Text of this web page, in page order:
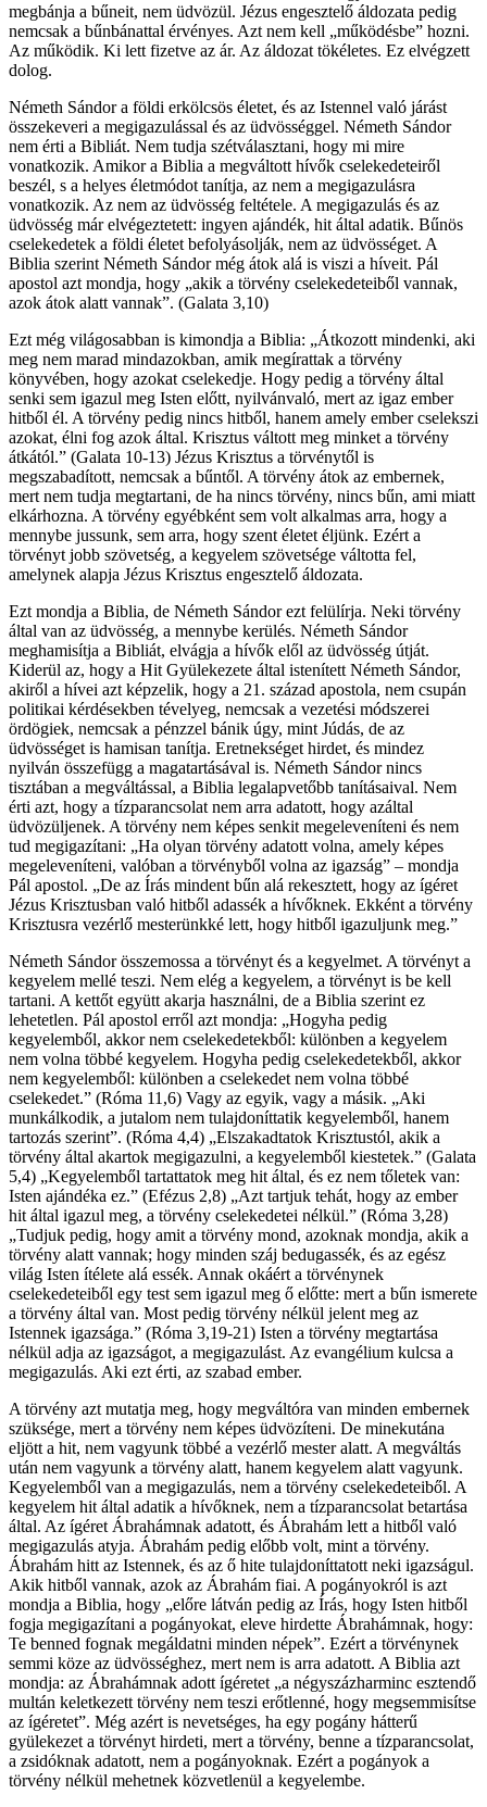
megbánja a bűneit, nem üdvözül. Jézus engesztelő áldozata pedig
nemcsak a bűnbánattal érvényes. Azt nem kell „működésbe” hozni.
Az működik. Ki lett fizetve az ár. Az áldozat tökéletes. Ez elvégzett
dolog.
Németh Sándor a földi erkölcsös életet, és az Istennel való járást
összekeveri a megigazulással és az üdvösséggel. Németh Sándor
nem érti a Bibliát. Nem tudja szétválasztani, hogy mi mire
vonatkozik. Amikor a Biblia a megváltott hívők cselekedeteiről
beszél, s a helyes életmódot tanítja, az nem a megigazulásra
vonatkozik. Az nem az üdvösség feltétele. A megigazulás és az
üdvösség már elvégeztetett: ingyen ajándék, hit által adatik. Bűnös
cselekedetek a földi életet befolyásolják, nem az üdvösséget. A
Biblia szerint Németh Sándor még átok alá is viszi a híveit. Pál
apostol azt mondja, hogy „akik a törvény cselekedeteiből vannak,
azok átok alatt vannak”. (Galata 3,10)
Ezt még világosabban is kimondja a Biblia: „Átkozott mindenki, aki
meg nem marad mindazokban, amik megírattak a törvény
könyvében, hogy azokat cselekedje. Hogy pedig a törvény által
senki sem igazul meg Isten előtt, nyilvánvaló, mert az igaz ember
hitből él. A törvény pedig nincs hitből, hanem amely ember cselekszi
azokat, élni fog azok által. Krisztus váltott meg minket a törvény
átkától.” (Galata 10-13) Jézus Krisztus a törvénytől is
megszabadított, nemcsak a bűntől. A törvény átok az embernek,
mert nem tudja megtartani, de ha nincs törvény, nincs bűn, ami miatt
elkárhozna. A törvény egyébként sem volt alkalmas arra, hogy a
mennybe jussunk, sem arra, hogy szent életet éljünk. Ezért a
törvényt jobb szövetség, a kegyelem szövetsége váltotta fel,
amelynek alapja Jézus Krisztus engesztelő áldozata.
Ezt mondja a Biblia, de Németh Sándor ezt felülírja. Neki törvény
által van az üdvösség, a mennybe kerülés. Németh Sándor
meghamisítja a Bibliát, elvágja a hívők elől az üdvösség útját.
Kiderül az, hogy a Hit Gyülekezete által istenített Németh Sándor,
akiről a hívei azt képzelik, hogy a 21. század apostola, nem csupán
politikai kérdésekben tévelyeg, nemcsak a vezetési módszerei
ördögiek, nemcsak a pénzzel bánik úgy, mint Júdás, de az
üdvösséget is hamisan tanítja. Eretnekséget hirdet, és mindez
nyilván összefügg a magatartásával is. Németh Sándor nincs
tisztában a megváltással, a Biblia legalapvetőbb tanításaival. Nem
érti azt, hogy a tízparancsolat nem arra adatott, hogy azáltal
üdvözüljenek. A törvény nem képes senkit megeleveníteni és nem
tud megigazítani: „Ha olyan törvény adatott volna, amely képes
megeleveníteni, valóban a törvényből volna az igazság” – mondja
Pál apostol. „De az Írás mindent bűn alá rekesztett, hogy az ígéret
Jézus Krisztusban való hitből adassék a hívőknek. Ekként a törvény
Krisztusra vezérlő mesterünkké lett, hogy hitből igazuljunk meg.”
Németh Sándor összemossa a törvényt és a kegyelmet. A törvényt a
kegyelem mellé teszi. Nem elég a kegyelem, a törvényt is be kell
tartani. A kettőt együtt akarja használni, de a Biblia szerint ez
lehetetlen. Pál apostol erről azt mondja: „Hogyha pedig
kegyelemből, akkor nem cselekedetekből: különben a kegyelem
nem volna többé kegyelem. Hogyha pedig cselekedetekből, akkor
nem kegyelemből: különben a cselekedet nem volna többé
cselekedet.” (Róma 11,6) Vagy az egyik, vagy a másik. „Aki
munkálkodik, a jutalom nem tulajdoníttatik kegyelemből, hanem
tartozás szerint”. (Róma 4,4) „Elszakadtatok Krisztustól, akik a
törvény által akartok megigazulni, a kegyelemből kiestetek.” (Galata
5,4) „Kegyelemből tartattatok meg hit által, és ez nem tőletek van:
Isten ajándéka ez.” (Efézus 2,8) „Azt tartjuk tehát, hogy az ember
hit által igazul meg, a törvény cselekedetei nélkül.” (Róma 3,28)
„Tudjuk pedig, hogy amit a törvény mond, azoknak mondja, akik a
törvény alatt vannak; hogy minden száj bedugassék, és az egész
világ Isten ítélete alá essék. Annak okáért a törvénynek
cselekedeteiből egy test sem igazul meg ő előtte: mert a bűn ismerete
a törvény által van. Most pedig törvény nélkül jelent meg az
Istennek igazsága.” (Róma 3,19-21) Isten a törvény megtartása
nélkül adja az igazságot, a megigazulást. Az evangélium kulcsa a
megigazulás. Aki ezt érti, az szabad ember.
A törvény azt mutatja meg, hogy megváltóra van minden embernek
szüksége, mert a törvény nem képes üdvözíteni. De minekutána
eljött a hit, nem vagyunk többé a vezérlő mester alatt. A megváltás
után nem vagyunk a törvény alatt, hanem kegyelem alatt vagyunk.
Kegyelemből van a megigazulás, nem a törvény cselekedeteiből. A
kegyelem hit által adatik a hívőknek, nem a tízparancsolat betartása
által. Az ígéret Ábrahámnak adatott, és Ábrahám lett a hitből való
megigazulás atyja. Ábrahám pedig előbb volt, mint a törvény.
Ábrahám hitt az Istennek, és az ő hite tulajdoníttatott neki igazságul.
Akik hitből vannak, azok az Ábrahám fiai. A pogányokról is azt
mondja a Biblia, hogy „előre látván pedig az Írás, hogy Isten hitből
fogja megigazítani a pogányokat, eleve hirdette Ábrahámnak, hogy:
Te benned fognak megáldatni minden népek”. Ezért a törvénynek
semmi köze az üdvösséghez, mert nem is arra adatott. A Biblia azt
mondja: az Ábrahámnak adott ígéretet „a négyszázharminc esztendő
multán keletkezett törvény nem teszi erőtlenné, hogy megsemmisítse
az ígéretet”. Még azért is nevetséges, ha egy pogány hátterű
gyülekezet a törvényt hirdeti, mert a törvény, benne a tízparancsolat,
a zsidóknak adatott, nem a pogányoknak. Ezért a pogányok a
törvény nélkül mehetnek közvetlenül a kegyelembe.